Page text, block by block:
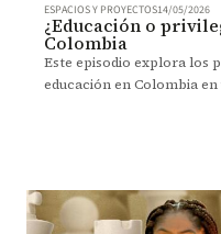
ESPACIOS Y PROYECTOS14/05/2026
¿Educación o
Colombia
Este episodio explora los
educación en Colombia